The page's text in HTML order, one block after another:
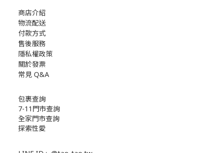
商店介紹
物流配送
付款方式
售後服務
隱私權政策
關於發票
常見 Q&A
包裹查詢
7-11門市查詢
全家門市查詢
探索性愛